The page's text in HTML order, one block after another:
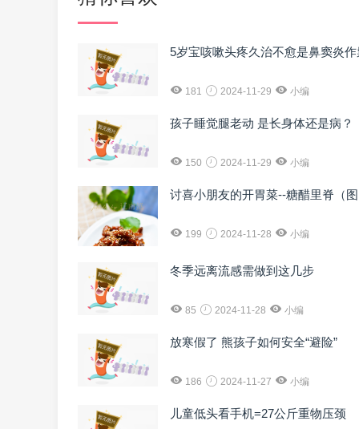
5岁宝咳嗽头疼久治不愈是鼻窦炎作
181 2024-11-29 小编
孩子睡觉腿老动 是长身体还是病？
150 2024-11-29 小编
讨喜小朋友的开胃菜--糖醋里脊（
199 2024-11-28 小编
冬季远离流感需做到这几步
85 2024-11-28 小编
放寒假了 熊孩子如何安全“避险”
186 2024-11-27 小编
儿童低头看手机=27公斤重物压颈